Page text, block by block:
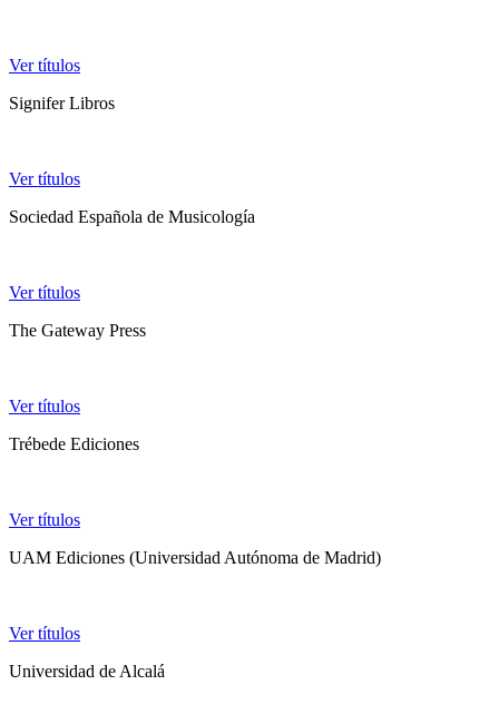
Ver títulos
Signifer Libros
Ver títulos
Sociedad Española de Musicología
Ver títulos
The Gateway Press
Ver títulos
Trébede Ediciones
Ver títulos
UAM Ediciones (Universidad Autónoma de Madrid)
Ver títulos
Universidad de Alcalá